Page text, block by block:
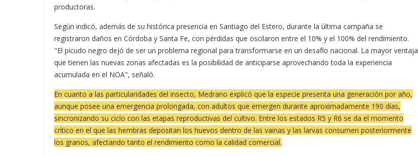
productoras.
Según indicó, además de su histórica presencia en Santiago del Estero, durante la última campaña se
registraron daños en Córdoba y Santa Fe, con pérdidas que oscilaron entre el 10% y el 100% del rendimiento.
"El picudo negro dejó de ser un problema regional para transformarse en un desafío nacional. La mayor ventaja
que tienen las nuevas zonas afectadas es la posibilidad de anticiparse aprovechando toda la experiencia
acumulada en el NOA", señaló.
En cuanto a las particularidades del insecto, Medrano explicó que la especie presenta una generación por año,
aunque posee una emergencia prolongada, con adultos que emergen durante aproximadamente 190 días,
sincronizando su ciclo con las etapas reproductivas del cultivo. Entre los estados R5 y R6 se da el momento
crítico en el que las hembras depositan los huevos dentro de las vainas y las larvas consumen posteriormente
los granos, afectando tanto el rendimiento como la calidad comercial.